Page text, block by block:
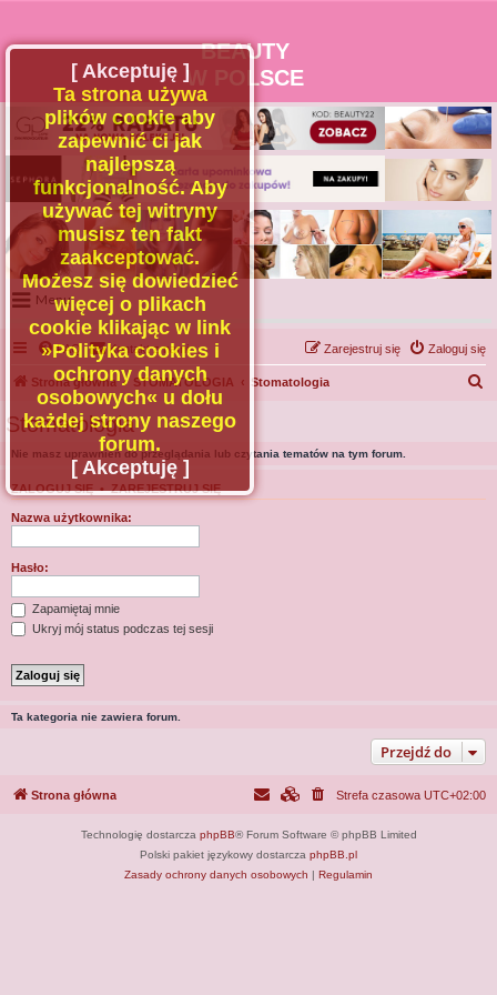
BEAUTY
W POLSCE
Menu
Portal
Facebook
Regulamin
Zapytaj administratora
Kontakt
FAQ Kontakt z nami Zaloguj się
Zarejestruj się
Strona główna STOMATOLOGIA Stomatologia
Stomatologia
Nie masz uprawnień do przeglądania lub czytania tematów na tym forum.
ZALOGUJ SIĘ•ZAREJESTRUJ SIĘ
Nazwa użytkownika:
Hasło:
Zapamiętaj mnie
Ukryj mój status podczas tej sesji
Ta kategoria nie zawiera forum.
Przejdź do
[ Akceptuję ]
Ta strona używa
plików cookie aby
zapewnić ci jak
najlepszą
funkcjonalność. Aby
używać tej witryny
musisz ten fakt
zaakceptować.
Możesz się dowiedzieć
więcej o plikach
cookie klikając w link
»Polityka cookies i
ochrony danych
osobowych« u dołu
każdej strony naszego
forum.
[ Akceptuję ]
Strona główna Strefa czasowa UTC+02:00
Technologię dostarcza phpBB® Forum Software © phpBB Limited
Polski pakiet językowy dostarcza phpBB.pl
Zasady ochrony danych osobowych | Regulamin